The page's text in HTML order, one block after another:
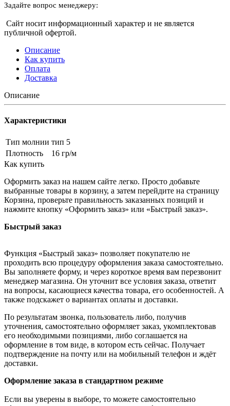
Задайте вопрос менеджеру:
Сайт носит информационный характер и не является
публичной офертой.
Описание
Как купить
Оплата
Доставка
Описание
Характеристики
Тип молнии тип 5
Плотность
16 гр/м
Как купить
Оформить заказ на нашем сайте легко. Просто добавьте
выбранные товары в корзину, а затем перейдите на страницу
Корзина, проверьте правильность заказанных позиций и
нажмите кнопку «Оформить заказ» или «Быстрый заказ».
Быстрый заказ
Функция «Быстрый заказ» позволяет покупателю не
проходить всю процедуру оформления заказа самостоятельно.
Вы заполняете форму, и через короткое время вам перезвонит
менеджер магазина. Он уточнит все условия заказа, ответит
на вопросы, касающиеся качества товара, его особенностей. А
также подскажет о вариантах оплаты и доставки.
По результатам звонка, пользователь либо, получив
уточнения, самостоятельно оформляет заказ, укомплектовав
его необходимыми позициями, либо соглашается на
оформление в том виде, в котором есть сейчас. Получает
подтверждение на почту или на мобильный телефон и ждёт
доставки.
Оформление заказа в стандартном режиме
Если вы уверены в выборе, то можете самостоятельно